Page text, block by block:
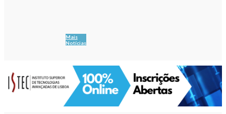
Mais
Notícias